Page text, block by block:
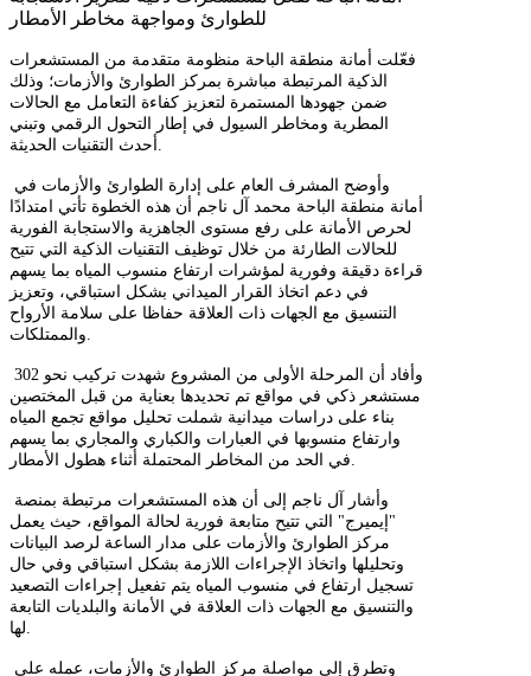
للطوارئ ومواجهة مخاطر الأمطار
فعّلت أمانة منطقة الباحة منظومة متقدمة من المستشعرات
الذكية المرتبطة مباشرة بمركز الطوارئ والأزمات؛ وذلك
ضمن جهودها المستمرة لتعزيز كفاءة التعامل مع الحالات
المطرية ومخاطر السيول في إطار التحول الرقمي وتبني
أحدث التقنيات الحديثة.
أمانة منطقة الباحة محمد آل ناجم أن هذه الخطوة تأتي امتدادًا
لحرص الأمانة على رفع مستوى الجاهزية والاستجابة الفورية
للحالات الطارئة من خلال توظيف التقنيات الذكية التي تتيح
قراءة دقيقة وفورية لمؤشرات ارتفاع منسوب المياه بما يسهم
في دعم اتخاذ القرار الميداني بشكل استباقي، وتعزيز
التنسيق مع الجهات ذات العلاقة حفاظا على سلامة الأرواح
والممتلكات.
مستشعر ذكي في مواقع تم تحديدها بعناية من قبل المختصين
بناء على دراسات ميدانية شملت تحليل مواقع تجمع المياه
وارتفاع منسوبها في العبارات والكباري والمجاري بما يسهم
في الحد من المخاطر المحتملة أثناء هطول الأمطار.
"إيميرج" التي تتيح متابعة فورية لحالة المواقع، حيث يعمل
مركز الطوارئ والأزمات على مدار الساعة لرصد البيانات
وتحليلها واتخاذ الإجراءات اللازمة بشكل استباقي وفي حال
تسجيل ارتفاع في منسوب المياه يتم تفعيل إجراءات التصعيد
والتنسيق مع الجهات ذات العلاقة في الأمانة والبلديات التابعة
لها.